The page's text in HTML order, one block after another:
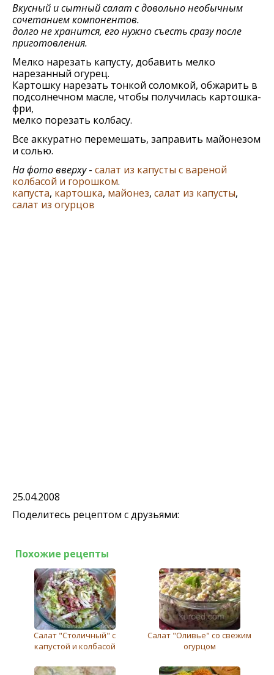
Вкусный и сытный салат с довольно необычным
сочетанием компонентов.
долго не хранится, его нужно съесть сразу после
приготовления.
Мелко нарезать капусту, добавить мелко
нарезанный огурец.
Картошку нарезать тонкой соломкой, обжарить в
подсолнечном масле, чтобы получилась картошка-
фри,
мелко порезать колбасу.
Все аккуратно перемешать, заправить майонезом
и солью.
На фото вверху- салат из капусты с вареной
колбасой и горошком.
капуста, картошка, майонез, салат из капусты,
салат из огурцов
25.04.2008
Поделитесь рецептом с друзьями:
Похожие рецепты
Салат "Столичный" с
капустой и колбасой
Салат "Оливье" со свежим
огурцом